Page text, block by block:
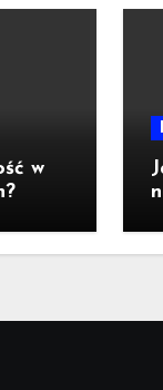
w